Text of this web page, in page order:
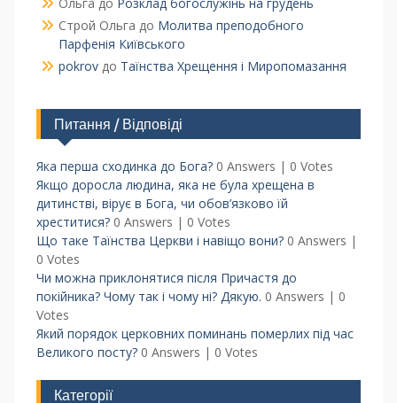
Строй Ольга до Молитва преподобного
Парфенія Київського
pokrovдо Таїнства Хрещення і Миропомазання
Питання / Відповіді
Яка перша сходинка до Бога? 0 Answers | 0 Votes
Якщо доросла людина, яка не була хрещена в
дитинстві, вірує в Бога, чи обов’язково їй
хреститися? 0 Answers | 0 Votes
Що таке Таїнства Церкви і навіщо вони? 0 Answers |
0 Votes
Чи можна приклонятися після Причастя до
покійника? Чому так і чому ні? Дякую. 0 Answers | 0
Votes
Який порядок церковних поминань померлих під час
Великого посту? 0 Answers | 0 Votes
Категорії